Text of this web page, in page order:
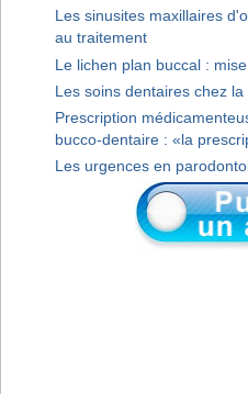
Les sinusites maxillaires
au traitement
Le lichen plan buccal :
Les soins dentaires chez
Prescription
bucco-dentaire : «la
Les urgences en